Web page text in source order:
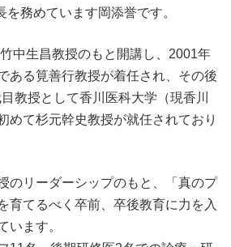
務めています岡添誉です。
中生昌教授のもと開講し、2001年
ある筧善行教授が着任され、その後
教授として香川医科大学（現香川
めて杉元幹史教授が就任されており
のリーダーシップのもと、「真のプ
育てるべく卒前、卒後教育に力を入
います。